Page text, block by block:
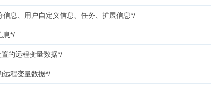
息、用户自定义信息、任务、扩展信息*/
息*/
的远程变量数据*/
远程变量数据*/